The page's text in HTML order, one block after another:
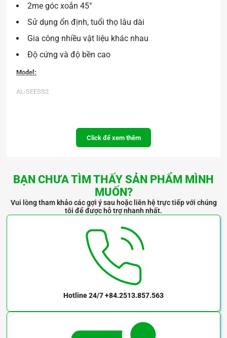
2me góc xoắn 45°
Sử dụng ổn định, tuổi thọ lâu dài
Gia công nhiều vật liệu khác nhau
Độ cứng và độ bền cao
Model:
AL-SEESS2
AL-SEEL2-RO2
AL-SEE-MS2
Click để xem thêm
BẠN CHƯA TÌM THẤY SẢN PHẨM MÌNH
MUỐN?
Vui lòng tham khảo các gợi ý sau hoặc liên hệ trực tiếp với chúng
tôi để được hỗ trợ nhanh nhất.
Hotline 24/7+84.2513.857.563